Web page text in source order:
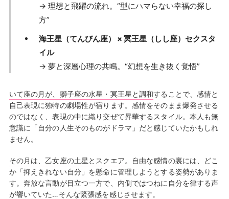
→ 理想と飛躍の流れ。“型にハマらない幸福の探し
方”
海王星（てんびん座） × 冥王星（しし座）セクスタ
イル
→ 夢と深層心理の共鳴。“幻想を生き抜く覚悟”
いて座の月が、獅子座の水星・冥王星と調和することで、感情と
自己表現に独特の劇場性が宿ります。感情をそのまま爆発させる
のではなく、表現の中に織り交ぜて昇華するスタイル。本人も無
意識に「自分の人生そのものがドラマ」だと感じていたかもしれ
ません。
その月は、乙女座の土星とスクエア。自由な感情の裏には、どこ
か「抑えきれない自分」を懸命に管理しようとする姿勢がありま
す。奔放な言動が目立つ一方で、内側ではつねに自分を律する声
が響いていた…そんな緊張感を感じさせます。